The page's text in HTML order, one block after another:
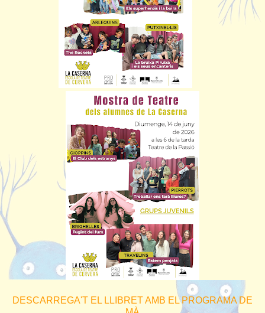
DESCARREGA'T EL LLIBRET AMB EL PROGRAMA DE